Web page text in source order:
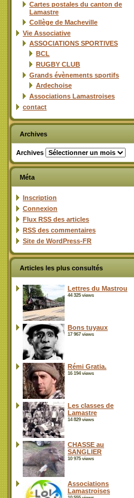
Cartes postales du canton de
Lamastre
Collège de Macheville
Vie Associative
ASSOCIATIONS SPORTIVES
BCL
RUGBY CLUB
Grands évènements sportifs
Ardechoise
Associations Lamastroises
contact
Archives
Archives
Méta
Inscription
Connexion
Flux RSS des articles
RSS des commentaires
Site de WordPress-FR
Articles les plus consultés
Lettres du Mastrou
44 325 views
Bons tuyaux
17 967 views
Rémi Gratia.
16 194 views
Les classes de
Lamastre
14 829 views
CHASSE au
SANGLIER
10 975 views
Associations
Lamastroises